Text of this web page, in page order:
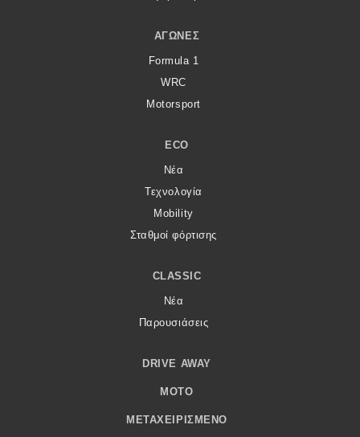
ΑΓΏΝΕΣ
Formula 1
WRC
Motorsport
ECO
Νέα
Τεχνολογία
Mobility
Σταθμοί φόρτισης
CLASSIC
Νέα
Παρουσιάσεις
DRIVE AWAY
MOTO
ΜΕΤΑΧΕΙΡΙΣΜΈΝΟ